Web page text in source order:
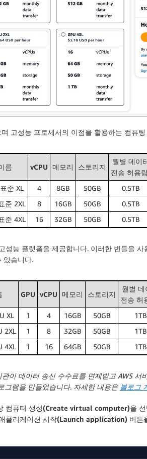
고성능 프로세서의 이점을 활용하는 컴퓨
름 vCPU 메모리 스토리지
월별 데이
전송 허용
표준 XL
4 8GB 50GB
0.5TB
준 2XL
8 16GB 50GB
0.5TB
준 4XL
16 32GB 50GB 0.5TB
성능 플랫폼을 제공합니다. 이러한 번들을
있습니다.
GPU vCPU 메모리 스토리지
월별 데
전송 허
XL
1 4 16GB 50GB
1TB
2XL
1 8 32GB 50GB
1TB
4XL
1 16 64GB 50GB 1TB
이 데이터 송신 수수료를 면제받고 AWS 서
그램을 만들었습니다. 자세한 내용은 블로그
컴퓨터 생성(Create virtual computer)을
플리케이션 시작(Launch application) 버튼